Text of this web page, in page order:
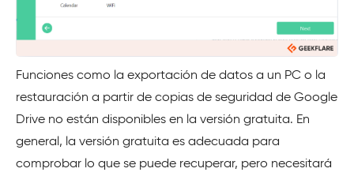
Funciones como la exportación de datos a un PC o la
restauración a partir de copias de seguridad de Google
Drive no están disponibles en la versión gratuita. En
general, la versión gratuita es adecuada para
comprobar lo que se puede recuperar, pero necesitará